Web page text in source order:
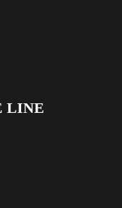
LINE